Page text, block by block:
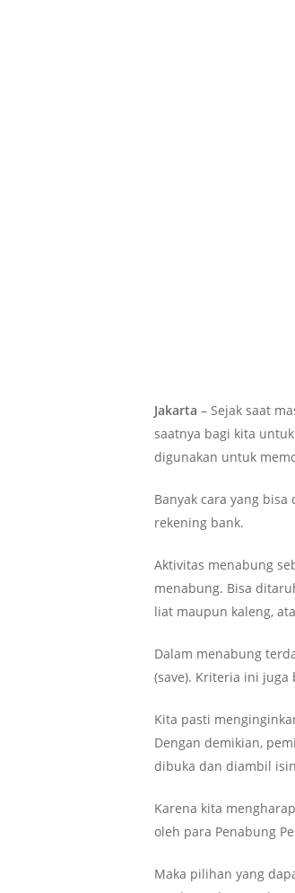
Jakarta – Sejak saat
saatnya bagi kita
digunakan untuk
Banyak cara yang
rekening bank.
Aktivitas menabung
menabung. Bisa
liat maupun kaleng,
Dalam menabung
(save). Kriteria ini
Kita pasti
Dengan demikian,
dibuka dan diambil
Karena kita
oleh para Penabung
Maka pilihan yang